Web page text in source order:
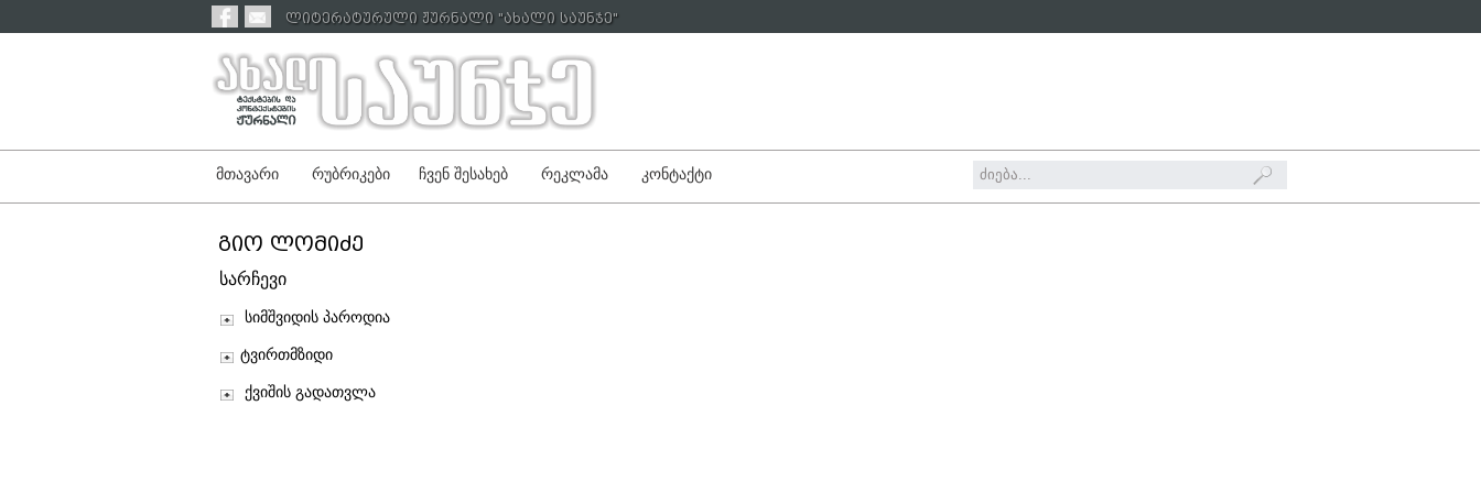
ლიტერატურული ჟურნალი "ახალი საუნჯე"
მთავარი რუბრიკები ჩვენ შესახებ რეკლამა კონტაქტი
გიო ლომიძე
სარჩევი
სიმშვიდის პაროდია
ტვირთმზიდი
ქვიშის გადათვლა